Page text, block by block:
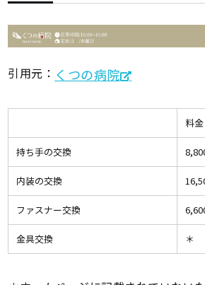
引用元： くつの病院
料金
持ち手の交換
内装の交換
ファスナー交換
金具交換 ＊